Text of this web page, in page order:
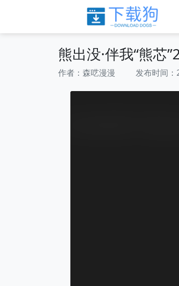
熊出没·伴我“熊芯
作者：森呓漫漫 发布时间：